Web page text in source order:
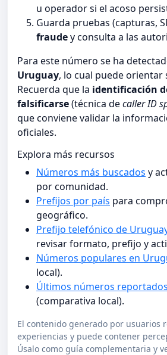
u operador si el acoso
Guarda pruebas (capturas,
fraudey consulta a las
Para este número se ha
Uruguay, lo cual puede orientar
Recuerda que la identificación
falsificarse(técnica decaller ID
que conviene validar la
oficiales.
Explora más recursos
Números más buscados y
por comunidad.
Prefijos por país para
geográfico.
Prefijo telefónico de
revisar formato, prefijo y
Números populares en
local).
Últimos números
(comparativa local).
El contenido generado por usuarios
experiencias y puede contener
Úsalo como guía complementaria y